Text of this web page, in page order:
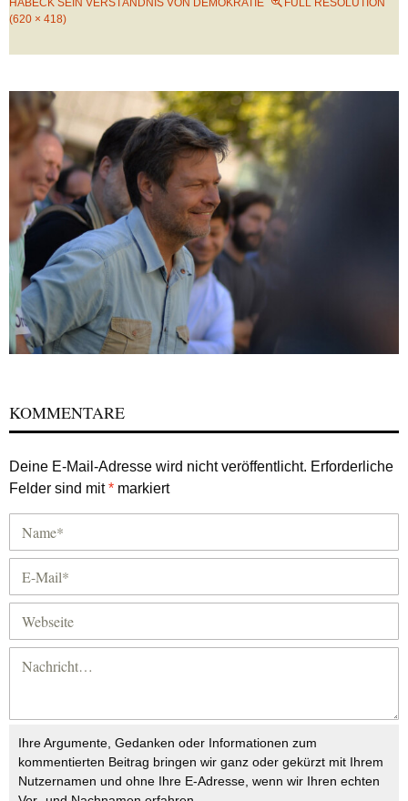
HABECK SEIN VERSTÄNDNIS VON DEMOKRATIE
FULL RESOLUTION
(620 × 418)
KOMMENTARE
Deine E-Mail-Adresse wird nicht veröffentlicht. Erforderliche
Felder sind mit* markiert
Ihre Argumente, Gedanken oder Informationen zum
kommentierten Beitrag bringen wir ganz oder gekürzt mit Ihrem
Nutzernamen und ohne Ihre E-Adresse, wenn wir Ihren echten